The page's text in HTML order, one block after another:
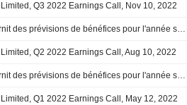
Q3 2022 Earnings Call, Nov 10, 2022
Shiseido Company, Limited fournit des prévisions de bénéfices pour l'année se terminant le 31 décembre 2022
Q2 2022 Earnings Call, Aug 10, 2022
Shiseido Company, Limited fournit des prévisions de bénéfices pour l'année se terminant le 31 décembre 2022
Q1 2022 Earnings Call, May 12, 2022